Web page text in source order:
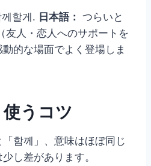
할게. 日本語： つらいと
友人・恋人へのサポートを
的な場面でよく登場しま
うコツ
함께」、意味はほぼ同じ
し差があります。